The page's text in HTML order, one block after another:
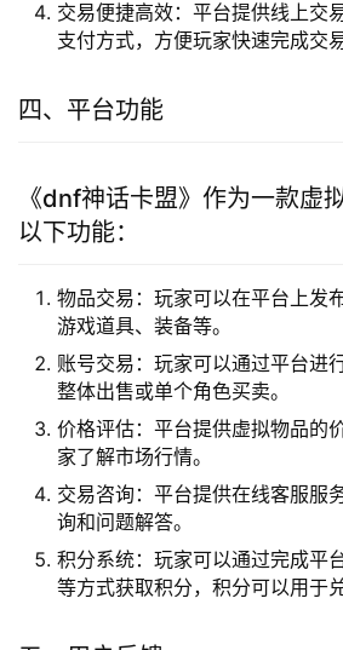
以下特点：
虚拟物品的交易，满足玩家多样
用户群体庞大：由于《地下城与
础，该平台拥有庞大的用户群体
交易便捷高效：平台提供线上交
支付方式，方便玩家快速完成交易
四、平台功能
《dnf神话卡盟》作为一款虚
以下功能：
物品交易：玩家可以在平台上发